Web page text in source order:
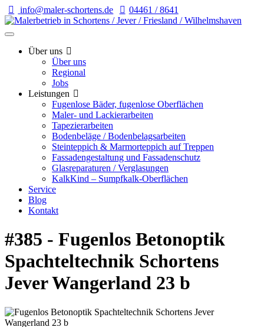
info@maler-schortens.de 04461 / 8641
Über uns
Über uns
Regional
Jobs
Leistungen
Fugenlose Bäder, fugenlose Oberflächen
Maler- und Lackierarbeiten
Tapezierarbeiten
Bodenbeläge / Bodenbelagsarbeiten
Steinteppich & Marmorteppich auf Treppen
Fassadengestaltung und Fassadenschutz
Glasreparaturen / Verglasungen
KalkKind – Sumpfkalk-Oberflächen
Service
Blog
Kontakt
#385 - Fugenlos Betonoptik
Spachteltechnik Schortens
Jever Wangerland 23 b